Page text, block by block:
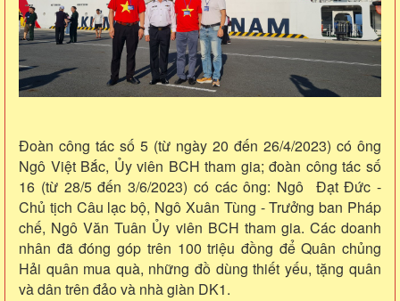
Đoàn công tác số 5 (từ ngày 20 đến 26/4/2023) có ông
Ngô Việt Bắc, Ủy viên BCH tham gia; đoàn công tác số
16 (từ 28/5 đến 3/6/2023) có các ông: Ngô Đạt Đức -
Chủ tịch Câu lạc bộ, Ngô Xuân Tùng - Trưởng ban Pháp
chế, Ngô Văn Tuân Ủy viên BCH tham gia. Các doanh
nhân đã đóng góp trên 100 triệu đồng để Quân chủng
Hải quân mua quà, những đồ dùng thiết yếu, tặng quân
và dân trên đảo và nhà giàn DK1.